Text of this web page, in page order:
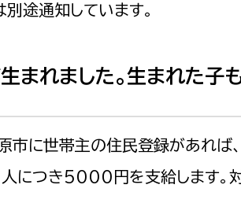
途通知しています。
れました。生まれた子
に世帯主の住民登録があれば、
人につき5000円を支給します。